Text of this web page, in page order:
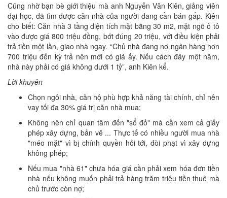
Cũng nhờ bạn bè giới thiệu mà anh Nguyễn Văn Kiên, giảng viên
đại học, đã tìm được căn nhà của người đang cần bán gấp. Kiên
cho biết: Căn nhà 3 tầng diện tích mặt bằng 30 m2, mặt ngõ ô tô
vào được giá 800 triệu đồng, bớt đúng 20 triệu, với điều kiện phải
trả tiền một lần, giao nhà ngay. “Chủ nhà đang nợ ngân hàng hơn
700 triệu đến kỳ trả nên mới có giá ấy. Nếu cách đây một năm,
nhà này phải có giá không dưới 1 tỷ”, anh Kiên kể.
Lời khuyên
Chọn ngôi nhà, căn hộ phù hợp khả năng tài chính, chỉ nên
vay tối đa 30% giá trị căn nhà mua;
Không nên chỉ quan tâm đến "sổ đỏ" mà cần xem cả giấy
phép xây dựng, bản vẽ ... Thực tế có nhiều người mua nhà
"méo mặt" vì bị chính quyền hỏi tới, đòi phạt vì xây dựng
không phép;
Nếu mua "nhà 61" chưa hóa giá cần phải xem hóa đơn tiền
nhà nếu không muốn phải trả hàng trăm triệu tiền thuê mà
chủ trước còn nợ;